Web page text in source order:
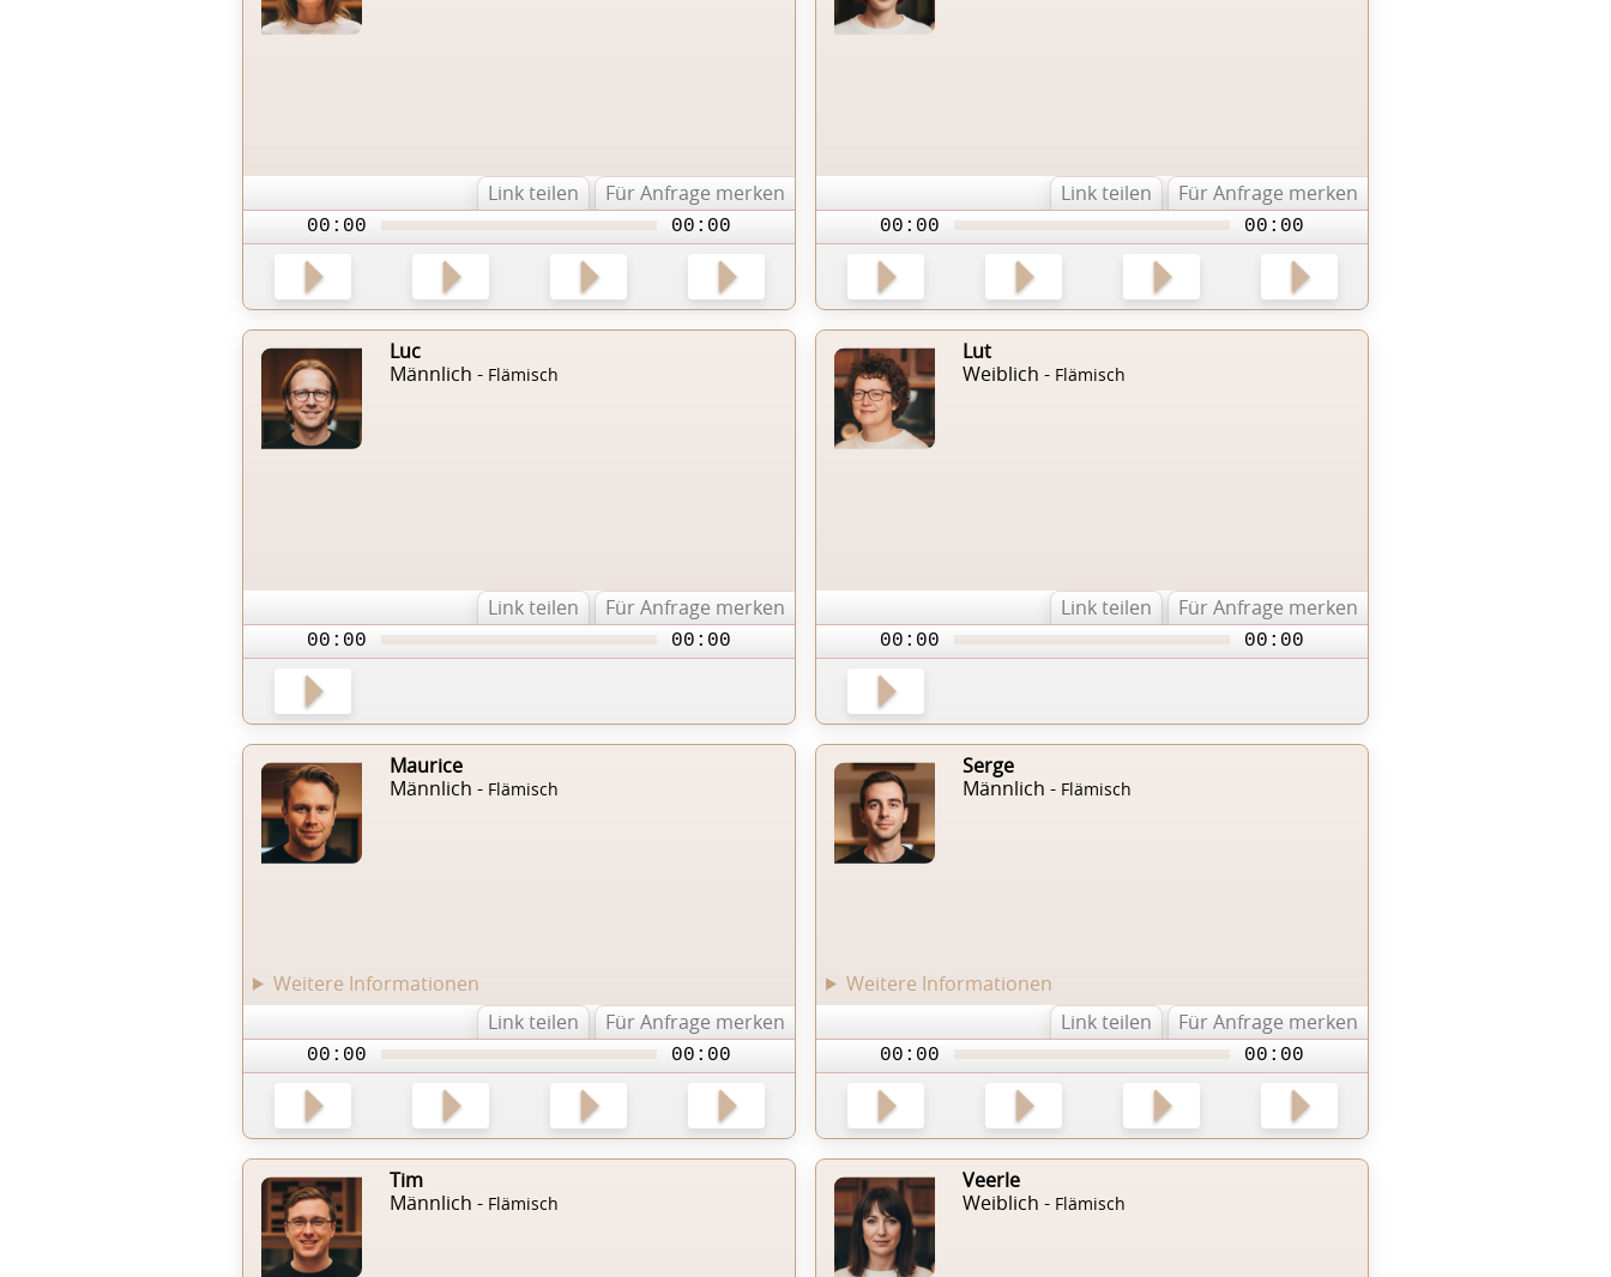
Link teilen Für Anfrage merken
00:00 00:00
Link teilen Für Anfrage merken
00:00 00:00
Luc
Männlich - Flämisch
Link teilen Für Anfrage merken
00:00 00:00
Lut
Weiblich - Flämisch
Link teilen Für Anfrage merken
00:00 00:00
Maurice
Männlich - Flämisch
Weitere Informationen
Link teilen
Für Anfrage merken
00:00 00:00
Serge
Männlich - Flämisch
Weitere Informationen
Link teilen
Für Anfrage merken
00:00 00:00
Tim
Männlich - Flämisch
Veerle
Weiblich - Flämisch